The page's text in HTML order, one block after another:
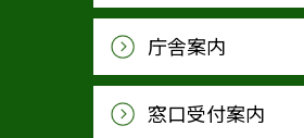
庁舎案内
窓口受付案内